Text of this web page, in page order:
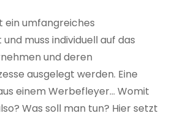
ein umfangreiches
muss individuell auf das
und deren
ausgelegt werden. Eine
einem Werbefleyer… Womit
Was soll man tun? Hier setzt